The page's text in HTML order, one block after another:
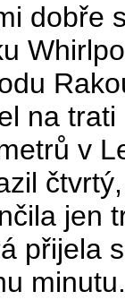
dobře
na
v
jen
přijela
minutu.